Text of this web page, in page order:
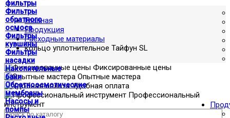
фильтры
Фильтры
обратного
осмоса
Фильтры
кувшины
Фильтры
насадки
Накопительные
баки
Обратноосмотические
мембраны
Насосы и
помпы
Главная
Продукция
Расходные материалы
кольцо уплотнительное Тайфун SL
Фиксированные цены
Опытные мастера
Удобная оплата
Профессиональный
инструмент